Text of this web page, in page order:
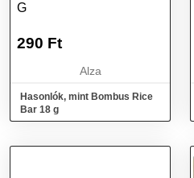
G
290 Ft
Alza
Hasonlók, mint Bombus Rice
Bar 18 g